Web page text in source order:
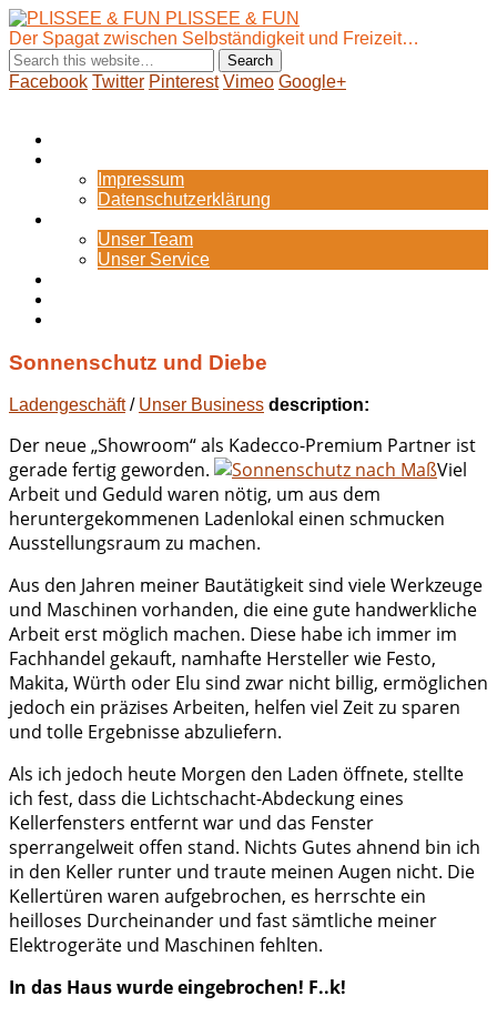
PLISSEE & FUN
Der Spagat zwischen Selbständigkeit und Freizeit…
Facebook Twitter Pinterest Vimeo Google+
Impressum
Datenschutzerklärung
Unser Team
Unser Service
Sonnenschutz und Diebe
Ladengeschäft/ Unser Business description:
Der neue „Showroom“ als Kadecco-Premium Partner ist
gerade fertig geworden.
Viel
Arbeit und Geduld waren nötig, um aus dem
heruntergekommenen Ladenlokal einen schmucken
Ausstellungsraum zu machen.
Aus den Jahren meiner Bautätigkeit sind viele Werkzeuge
und Maschinen vorhanden, die eine gute handwerkliche
Arbeit erst möglich machen. Diese habe ich immer im
Fachhandel gekauft, namhafte Hersteller wie Festo,
Makita, Würth oder Elu sind zwar nicht billig, ermöglichen
jedoch ein präzises Arbeiten, helfen viel Zeit zu sparen
und tolle Ergebnisse abzuliefern.
Als ich jedoch heute Morgen den Laden öffnete, stellte
ich fest, dass die Lichtschacht-Abdeckung eines
Kellerfensters entfernt war und das Fenster
sperrangelweit offen stand. Nichts Gutes ahnend bin ich
in den Keller runter und traute meinen Augen nicht. Die
Kellertüren waren aufgebrochen, es herrschte ein
heilloses Durcheinander und fast sämtliche meiner
Elektrogeräte und Maschinen fehlten.
In das Haus wurde eingebrochen! F..k!